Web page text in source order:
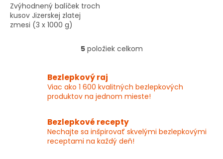
Zvýhodnený balíček troch
kusov Jizerskej zlatej
zmesi (3 x 1000 g)
O
á
d
a
i
e
p
r
5položiek celkom
Bezlepkový raj
Viac ako 1 600 kvalitných bezlepkových
produktov na jednom mieste!
Bezlepkové recepty
Nechajte sa inšpirovať skvelými bezlepkovými
receptami na každý deň!